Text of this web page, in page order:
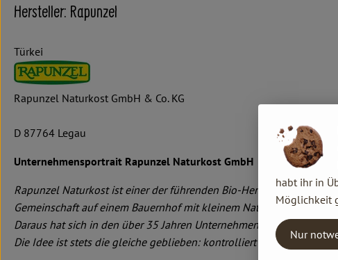
Hersteller: Rapunzel
Türkei
Rapunzel Naturkost GmbH & Co. KG
D 87764 Legau
Unternehmensportrait Rapunzel Naturkost GmbH
Rapunzel Naturkost ist einer der führenden Bio-Hersteller in
Gemeinschaft auf einem Bauernhof mit kleinem Naturkostladen im
Daraus hat sich in den über 35 Jahren Unternehmensgeschichte
Die Idee ist stets die gleiche geblieben: kontrolliert biologische,
habt ihr in
Möglichkeit
Nur